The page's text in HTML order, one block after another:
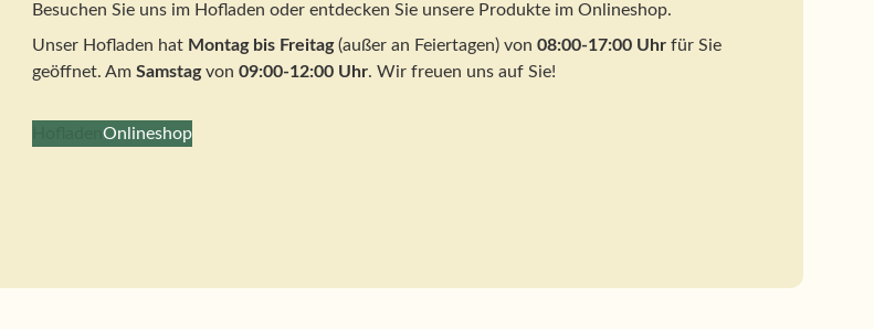
Besuchen Sie uns im Hofladen oder entdecken Sie unsere Produkte im Onlineshop.
Unser Hofladen hat Montag bis Freitag(außer an Feiertagen) von08:00-17:00 Uhr für Sie
geöffnet. AmSamstagvon09:00-12:00 Uhr. Wir freuen uns auf Sie!
HofladenOnlineshop